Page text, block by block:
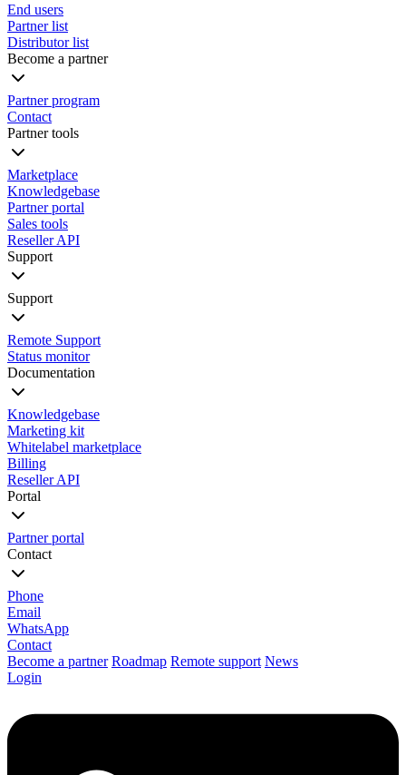
End users
Partner list
Distributor list
Become a partner
Partner program
Contact
Partner tools
Marketplace
Knowledgebase
Partner portal
Sales tools
Reseller API
Support
Support
Remote Support
Status monitor
Documentation
Knowledgebase
Marketing kit
Whitelabel marketplace
Billing
Reseller API
Portal
Partner portal
Contact
Phone
Email
WhatsApp
Contact
Become a partner Roadmap Remote support News
Login